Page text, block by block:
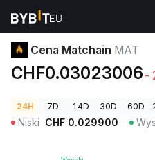
Ceny kryptowalut Cena Matchain
Cena Matchain MAT
CHF0.03023006-
24H 7D 14D 30D 60D
Niski CHF 0.029900